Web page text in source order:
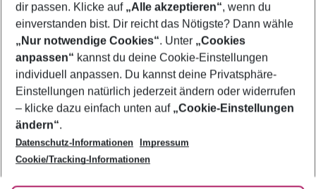
Footer
Footer navigation
Über uns
AGB
Bestpreisgarantie
Cookie-Einstellungen ändern
Cookie-Richtlinie
Agenturbetreuung
Barrierefreies Reisen
Folge uns
dir passen. Klicke auf „Alle akzeptieren“, wenn du
einverstanden bist. Dir reicht das Nötigste? Dann wähle
„Nur notwendige Cookies“. Unter „Cookies
anpassen“ kannst du deine Cookie-Einstellungen
individuell anpassen. Du kannst deine Privatsphäre-
Einstellungen natürlich jederzeit ändern oder widerrufen
– klicke dazu einfach unten auf „Cookie-Einstellungen
ändern“.
Datenschutz-Informationen
Impressum
Cookie/Tracking-Informationen